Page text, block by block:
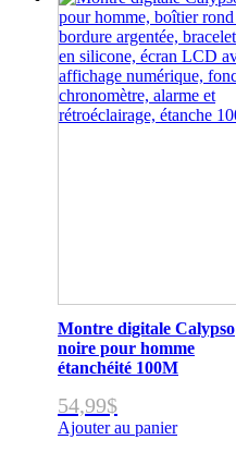
Montre digitale Calypso
noire pour homme
étanchéité 100M
54,99$
Ajouter au panier